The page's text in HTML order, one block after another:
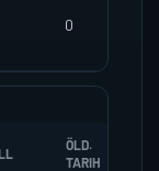
0
ÖLD.
TARIH